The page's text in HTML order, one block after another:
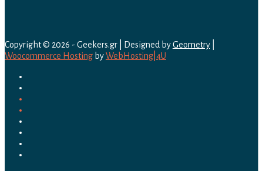
Copyright © 2026 - Geekers.gr | Designed byGeometry
Woocommerce Hosting byWebHosting|4U